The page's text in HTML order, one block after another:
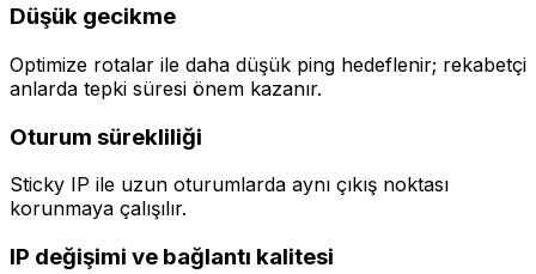
Düşük gecikme
Optimize rotalar ile daha düşük ping hedeflenir; rekabetçi
anlarda tepki süresi önem kazanır.
Oturum sürekliliği
Sticky IP ile uzun oturumlarda aynı çıkış noktası
korunmaya çalışılır.
IP değişimi ve bağlantı kalitesi